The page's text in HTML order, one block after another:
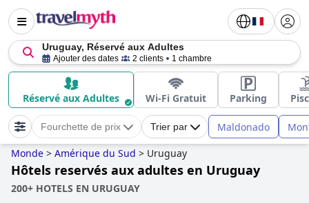
Uruguay, Réservé aux Adultes
Ajouter des dates 2 clients 1 chambre
Réservé aux Adultes Wi-Fi Gratuit Parking
Fourchette de prix Trier par Maldonado
Monde > Amérique du Sud > Uruguay
Hôtels reservés aux adultes en Uruguay
200+ HOTELS EN URUGUAY